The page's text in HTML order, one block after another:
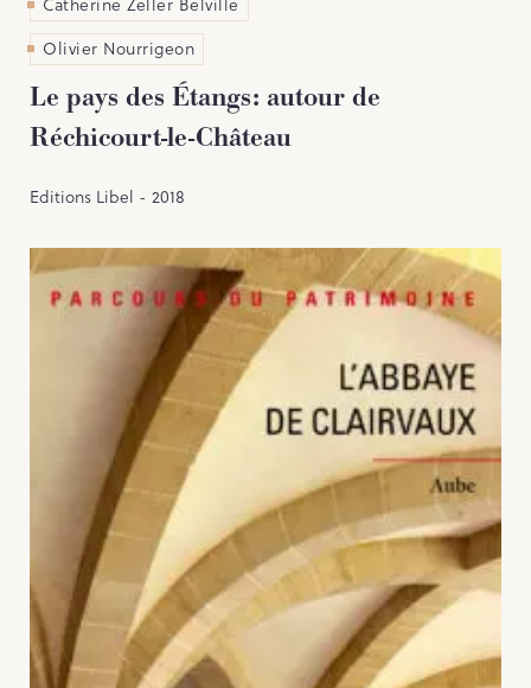
Olivier Nourrigeon
Le pays des Étangs: autour de
Réchicourt-le-Château
Editions Libel - 2018